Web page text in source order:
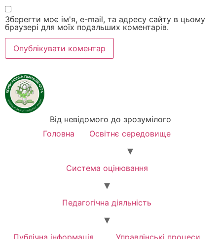
Зберегти моє ім'я, e-mail, та адресу сайту в цьому
браузері для моїх подальших коментарів.
Від невідомого до зрозумілого
Головна
Освітнє середовище
Система оцінювання
Педагогічна діяльність
Публічна інформація Управлінські процеси